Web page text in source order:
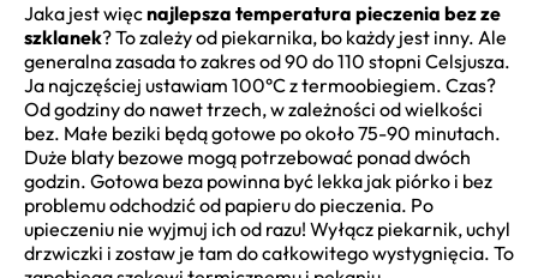
Jaka jest więcnajlepsza temperatura pieczenia bez ze
szklanek? To zależy od piekarnika, bo każdy jest inny. Ale
generalna zasada to zakres od 90 do 110 stopni Celsjusza.
Ja najczęściej ustawiam 100°C z termoobiegiem. Czas?
Od godziny do nawet trzech, w zależności od wielkości
bez. Małe beziki będą gotowe po około 75-90 minutach.
Duże blaty bezowe mogą potrzebować ponad dwóch
godzin. Gotowa beza powinna być lekka jak piórko i bez
problemu odchodzić od papieru do pieczenia. Po
upieczeniu nie wyjmuj ich od razu! Wyłącz piekarnik, uchyl
drzwiczki i zostaw je tam do całkowitego wystygnięcia. To